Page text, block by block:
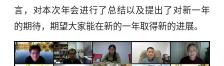
言，对本次年会进行了总结以及提出了对新一年
的期待，期望大家能在新的一年取得新的进展。